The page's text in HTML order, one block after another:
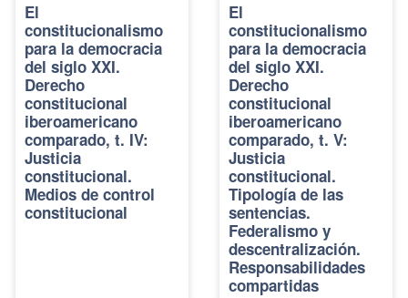
El
constitucionalismo
para la democracia
del siglo XXI.
Derecho
constitucional
iberoamericano
comparado, t. IV:
Justicia
constitucional.
Medios de control
constitucional
El
constitucionalismo
para la democracia
del siglo XXI.
Derecho
constitucional
iberoamericano
comparado, t. V:
Justicia
constitucional.
Tipología de las
sentencias.
Federalismo y
descentralización.
Responsabilidades
compartidas